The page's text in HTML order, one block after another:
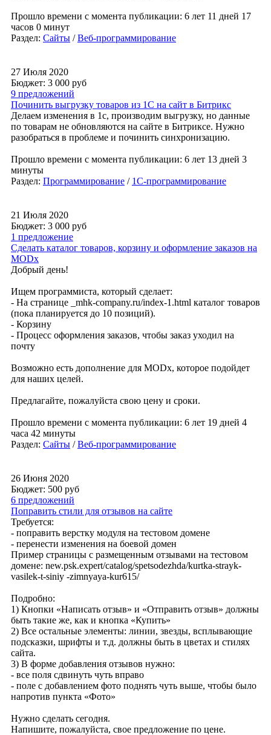
Прошло времени с момента публикации: 6 лет 11 дней 17
часов 0 минут
Раздел: Сайты /Веб-программирование
27 Июля 2020
Бюджет: 3 000 руб
9 предложений
Починить выгрузку товаров из 1С на сайт в Битрикс
Делаем изменения в 1с, производим выгрузку, но данные
по товарам не обновляются на сайте в Битриксе. Нужно
разобраться в проблеме и починить синхронизацию.
Прошло времени с момента публикации: 6 лет 13 дней 3
минуты
Раздел: Программирование / 1С-программирование
21 Июля 2020
Бюджет: 3 000 руб
1 предложение
Сделать каталог товаров, корзину и оформление заказов на
MODx
Добрый день!
Ищем программиста, который сделает:
- На странице _mhk-company.ru/index-1.html каталог товаров
(пока планируется до 10 позиций).
- Корзину
- Процесс оформления заказов, чтобы заказ уходил на
почту
Возможно есть дополнение для MODx, которое подойдет
для наших целей.
Предлагайте, пожалуйста свою цену и сроки.
Прошло времени с момента публикации: 6 лет 19 дней 4
часа 42 минуты
Раздел: Сайты /Веб-программирование
26 Июня 2020
Бюджет: 500 руб
6 предложений
Поправить стили для отзывов на сайте
Требуется:
- поправить верстку модуля на тестовом домене
- перенести изменения на боевой домен
Пример страницы с размещенным отзывами на тестовом
домене: new.psk.expert/catalog/spetsodezhda/kurtka-strayk-
vasilek-t-siniy -zimnyaya-kur615/
Подробно:
1) Кнопки «Написать отзыв» и «Отправить отзыв» должны
быть такие же, как и кнопка «Купить»
2) Все остальные элементы: линии, звезды, всплывающие
подсказки, шрифты и т.д. должны быть в цветах и стилях
сайта.
3) В форме добавления отзывов нужно:
- все поля сдвинуть чуть вправо
- поле с добавлением фото поднять чуть выше, чтобы было
напротив пункта «Фото»
Нужно сделать сегодня.
Напишите, пожалуйста, свое предложение по цене.